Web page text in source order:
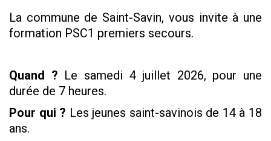
La commune de Saint-Savin, vous invite à une
formation PSC1 premiers secours.
Quand ? Le samedi 4 juillet 2026, pour une
durée de 7 heures.
Pour qui ? Les jeunes saint-savinois de 14 à 18
ans.